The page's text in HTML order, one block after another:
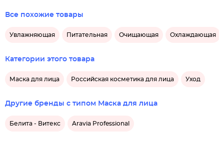
Все похожие товары
Увлажняющая Питательная Очищающая Охлаждающая
Категории этого товара
Маска для лица Российская косметика для лица Уход
Другие бренды с типом Маска для лица
Белита - Витекс Aravia Professional